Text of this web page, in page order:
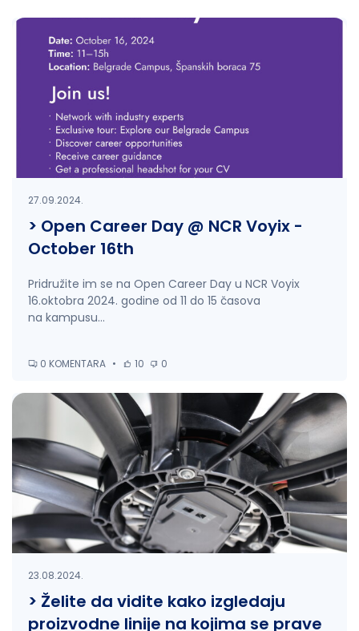
27.09.2024.
> Open Career Day @ NCR Voyix -
October 16th
Pridružite im se na Open Career Day u NCR Voyix
16.oktobra 2024. godine od 11 do 15 časova
na kampusu...
0 KOMENTARA • 10 0
23.08.2024.
> Želite da vidite kako izgledaju
proizvodne linije na kojima se prave